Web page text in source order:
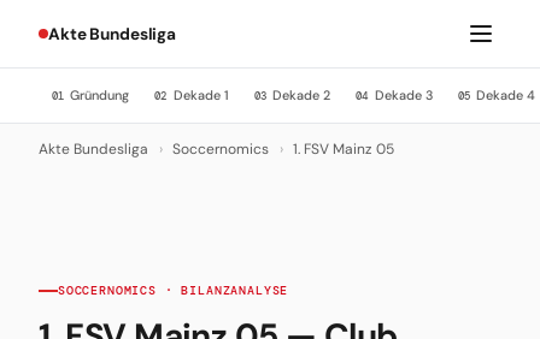
Akte Bundesliga
01 Gründung 02 Dekade 1 03 Dekade 2 04 Dekade 3 05 Dekade 4
Akte Bundesliga › Soccernomics › 1. FSV Mainz 05
SOCCERNOMICS · BILANZANALYSE